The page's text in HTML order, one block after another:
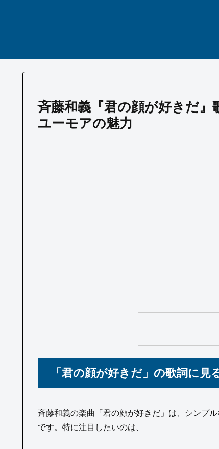
斉藤和義『君の顔が好きだ』
ユーモアの魅力
「君の顔が好きだ」の歌詞に見
斉藤和義の楽曲「君の顔が好きだ」は、シンプ
です。特に注目したいのは、